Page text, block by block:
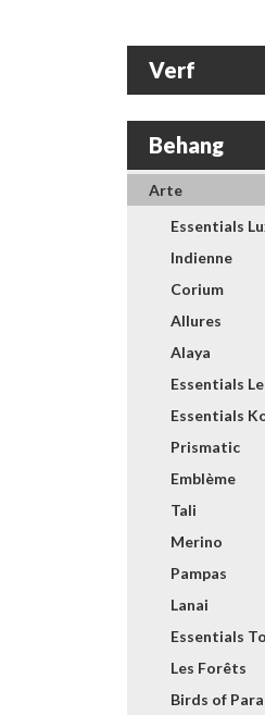
Verf
Behang
Arte
Essentials
Indienne
Corium
Allures
Alaya
Essentials
Essentials
Prismatic
Emblème
Tali
Merino
Pampas
Lanai
Essentials
Les Forêts
Birds of